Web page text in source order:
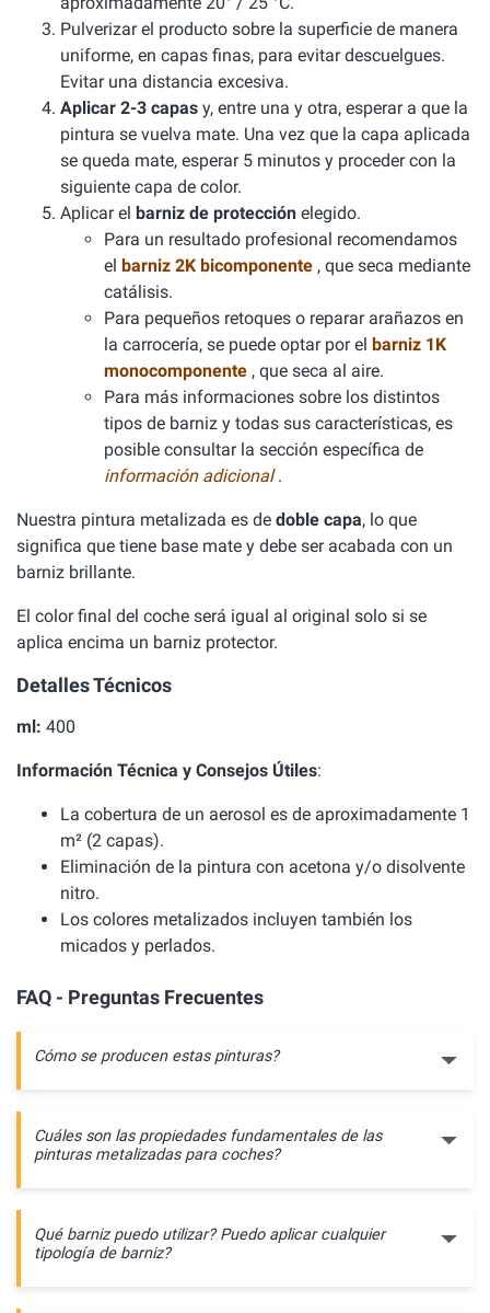
Pulverizar el producto sobre la superficie de manera
uniforme, en capas finas, para evitar descuelgues.
Evitar una distancia excesiva.
Aplicar 2-3 capas y, entre una y otra, esperar a que la
pintura se vuelva mate. Una vez que la capa aplicada
se queda mate, esperar 5 minutos y proceder con la
siguiente capa de color.
Aplicar el barniz de protección elegido.
Para un resultado profesional recomendamos
el barniz 2K bicomponente , que seca mediante
catálisis.
Para pequeños retoques o reparar arañazos en
la carrocería, se puede optar por el barniz 1K
monocomponente , que seca al aire.
Para más informaciones sobre los distintos
tipos de barniz y todas sus características, es
posible consultar la sección específica de
información adicional.
Nuestra pintura metalizada es de doble capa, lo que
significa que tiene base mate y debe ser acabada con un
barniz brillante.
El color final del coche será igual al original solo si se
aplica encima un barniz protector.
Detalles Técnicos
ml: 400
Información Técnica y Consejos Útiles:
La cobertura de un aerosol es de aproximadamente 1
m² (2 capas).
Eliminación de la pintura con acetona y/o disolvente
nitro.
Los colores metalizados incluyen también los
micados y perlados.
FAQ - Preguntas Frecuentes
Cómo se producen estas pinturas?
Cuáles son las propiedades fundamentales de las
pinturas metalizadas para coches?
Qué barniz puedo utilizar? Puedo aplicar cualquier
tipología de barniz?